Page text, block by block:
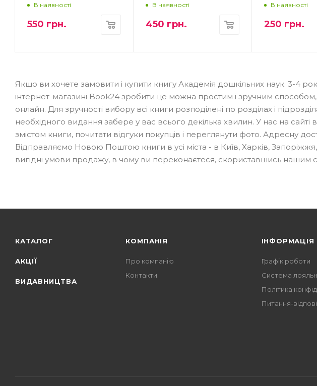
В наявності
550 грн.
В наявності
450 грн.
В наявності
250 грн.
Якщо ви хочете замовити і купити книгу Академія дошкільних наук. 3-4
інтернет-магазині Book24 зробити це можна простим і зручним
онлайн. Для зручності вибору всі книги розподілені по розділах і
необхідного видання забере у вас всього декілька хвилин. У нас на
змістом книги, почитати відгуки покупців і переглянути фото. Адресну
Відправляємо Новою Поштою книги в усі міста - в Київ, Харків,
вигідні умови продажу, в чому ви переконаєтеся, скориставшись нашим
КАТАЛОГ
АКЦІЇ
ВИДАВНИЦТВА
КОМПАНІЯ
Про компанію
Контакти
ІНФОРМАЦІЯ
Графік роботи
Система
Політика
Питання-